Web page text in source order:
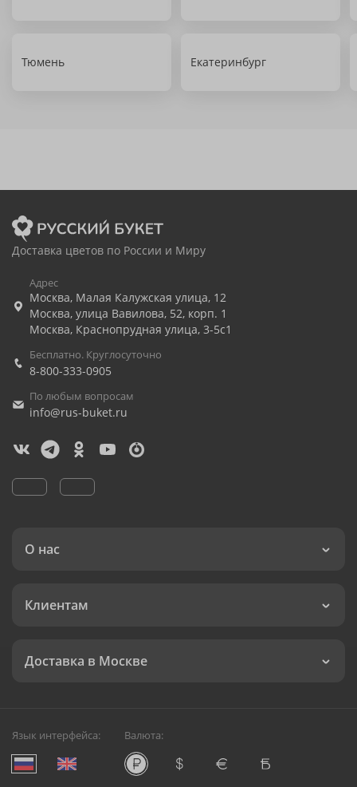
Тюмень Екатеринбург
Доставка цветов по России и Миру
Адрес
Москва, Малая Калужская улица, 12
Москва, улица Вавилова, 52, корп. 1
Москва, Краснопрудная улица, 3-5с1
Бесплатно. Круглосуточно
8-800-333-0905
По любым вопросам
info@rus-buket.ru
О нас
Клиентам
Доставка в Москве
Язык интерфейса: Валюта: